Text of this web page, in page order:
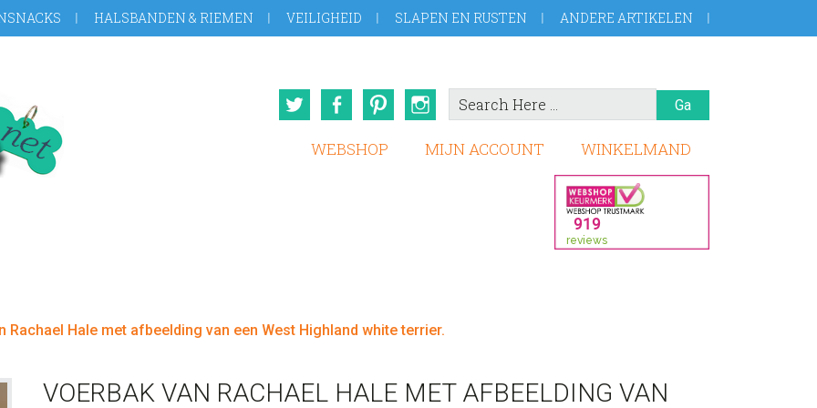
HALSBANDEN & RIEMEN VEILIGHEID SLAPEN EN RUSTEN ANDERE ARTIKELEN
Search
Here
TwitterFacebookPinterestInstagram
WEBSHOP MIJN ACCOUNT WINKELMAND
Rachael Hale met afbeelding van een West Highland white terrier.
VOERBAK VAN RACHAEL HALE MET AFBEELDING VAN